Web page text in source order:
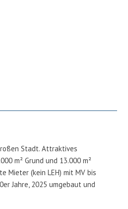
Stadt. Attraktives
m² Grund und 13.000 m²
Mieter (kein LEH) mit MV bis
Jahre, 2025 umgebaut und